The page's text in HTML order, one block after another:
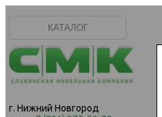
КАТАЛОГ
г. Нижний Новгород